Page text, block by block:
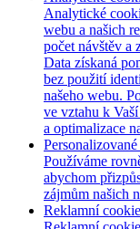
Analytické
webu a našich
počet návštěv a
Data získaná
bez použití
našeho webu.
ve vztahu k
a optimalizace
Používáme
abychom
zájmům našich
Reklamní